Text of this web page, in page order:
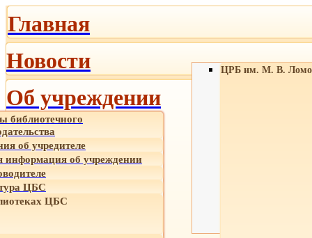
Главная
Новости
Об учреждении
библиотечного
об учредителе
об учреждении
ЦБС
ЦБС
ЦРБ им. М. В.